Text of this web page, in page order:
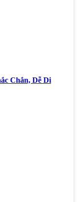
Chắn, Dễ Di